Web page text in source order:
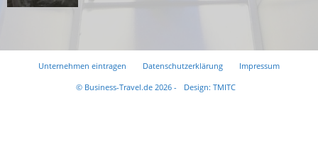
Unternehmen eintragen Datenschutzerklärung
Impressum
© Business-Travel.de 2026 -
Design: TMITC